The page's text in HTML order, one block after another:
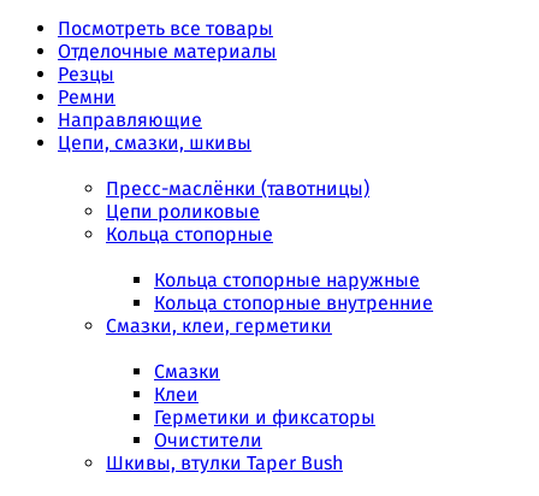
Посмотреть все товары
Отделочные материалы
Резцы
Ремни
Направляющие
Цепи, смазки, шкивы
Пресс-маслёнки (тавотницы)
Цепи роликовые
Кольца стопорные
Кольца стопорные наружные
Кольца стопорные внутренние
Смазки, клеи, герметики
Смазки
Клеи
Герметики и фиксаторы
Очистители
Шкивы, втулки Taper Bush